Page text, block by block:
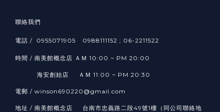
聯絡我們
電話 / 0955071905 ; 0988111152 ; 06-2211522
時間 / 南美館概念店 ＡＭ 10:00 ~ PM 20:00
海安創始店 ＡＭ 11:00 ~ PM 20:30
電郵 / winson690220@gmail.com
地址 / 南美館概念店 台南市忠義路二段49號1樓（同公司聯絡地